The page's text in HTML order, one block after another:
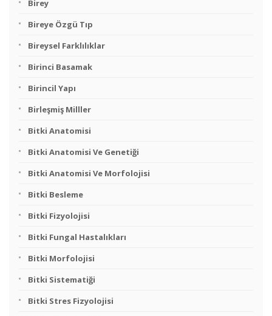
Birey
Bireye Özgü Tıp
Bireysel Farklılıklar
Birinci Basamak
Birincil Yapı
Birleşmiş Milller
Bitki Anatomisi
Bitki Anatomisi Ve Genetiği
Bitki Anatomisi Ve Morfolojisi
Bitki Besleme
Bitki Fizyolojisi
Bitki Fungal Hastalıkları
Bitki Morfolojisi
Bitki Sistematiği
Bitki Stres Fizyolojisi